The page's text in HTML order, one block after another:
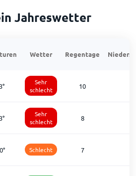
Jahreswetter
Wetter Regentage
°
Sehr
schlecht
10
°
Sehr
schlecht
8
0° Schlecht 7